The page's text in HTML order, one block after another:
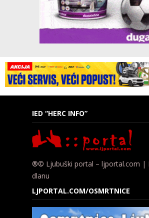
IED “HERC INFO”
®© Ljubuški portal – ljportal.com |
dlanu
LJPORTAL.COM/OSMRTNICE